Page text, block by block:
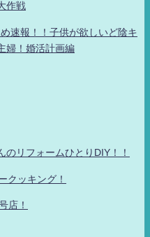
作戦
速報！！子供が欲しいど陰キ
婦！婚活計画編
のリフォームひとりDIY！！
クッキング！
店！